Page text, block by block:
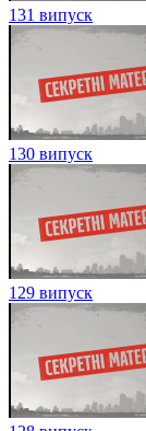
131 випуск
130 випуск
129 випуск